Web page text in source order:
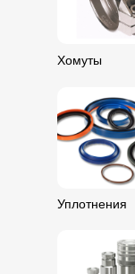
Хомуты
Уплотнения